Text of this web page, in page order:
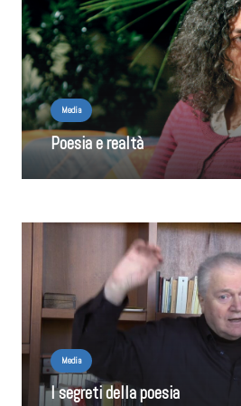
Media
Poesia e realtà
Media
I segreti della poesia